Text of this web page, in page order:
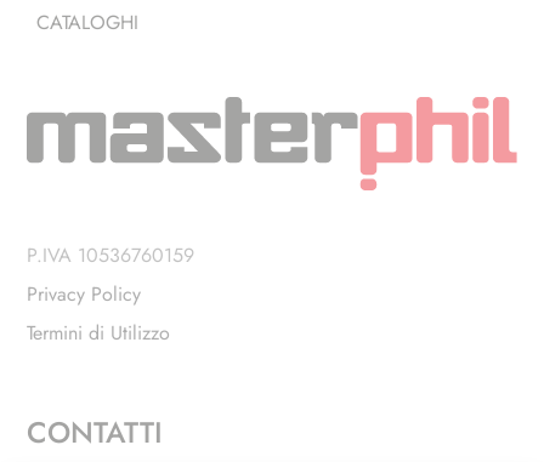
CATALOGHI
P.IVA 10536760159
Privacy Policy
Termini di Utilizzo
CONTATTI